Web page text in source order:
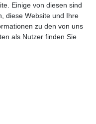
Einige von diesen sind
diese Website und Ihre
zu den von uns
als Nutzer finden Sie